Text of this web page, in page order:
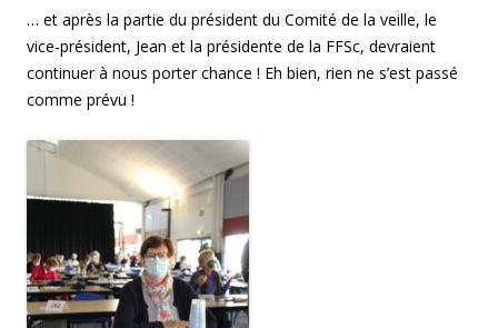
… et après la partie du président du Comité de la veille, le
vice-président, Jean et la présidente de la FFSc, devraient
continuer à nous porter chance ! Eh bien, rien ne s’est passé
comme prévu !